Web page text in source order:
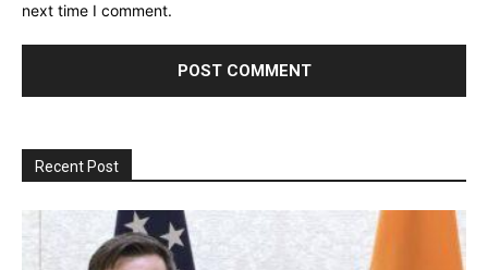
next time I comment.
Recent Post